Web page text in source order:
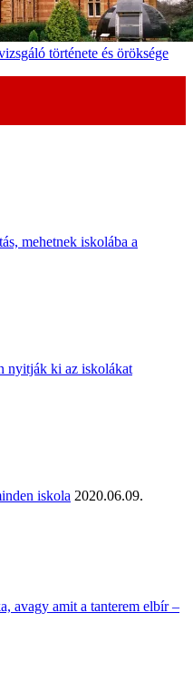
története és öröksége
mehetnek iskolába a
nyitják ki az iskolákat
iskola 2020.06.09.
avagy amit a tanterem elbír –